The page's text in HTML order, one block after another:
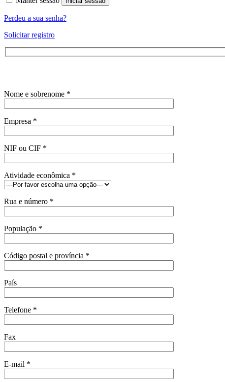
Perdeu a sua senha?
Solicitar registro
Nome e sobrenome *
Empresa *
NIF ou CIF *
Atividade econômica *
Rua e número *
População *
Código postal e província *
País
Telefone *
Fax
E-mail *